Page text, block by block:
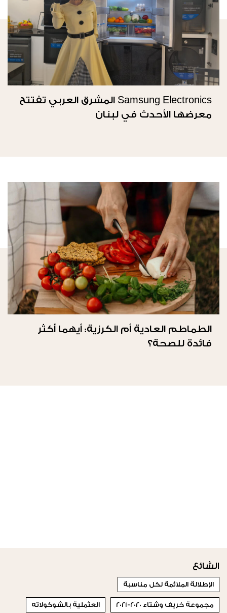
Samsung Electronics المشرق العربي تفتتح
معرضها الأحدث في لبنان
الطماطم العادية أم الكرزية: أيهما أكثر
فائدة للصحة؟
الشائع
الإطلالة الملائمة لكل مناسبة
مجموعة خريف وشتاء 2020-2021 العثملية بالشوكولاته